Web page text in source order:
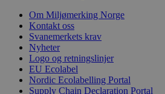
Om Miljømerking Norge
Kontakt oss
Svanemerkets krav
Nyheter
Logo og retningslinjer
EU Ecolabel
Nordic Ecolabelling Portal
Supply Chain Declaration Portal